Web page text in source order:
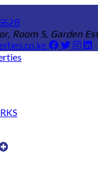
Room 5, Garden